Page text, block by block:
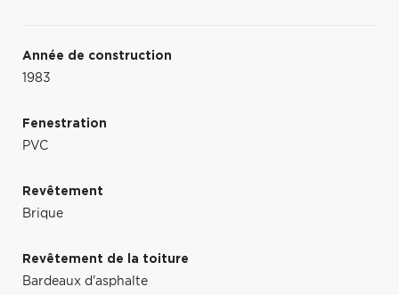
Année de construction
1983
Fenestration
PVC
Revêtement
Brique
Revêtement de la toiture
Bardeaux d'asphalte